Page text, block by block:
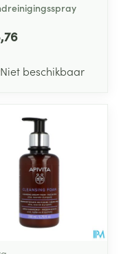
Niet beschikbaar